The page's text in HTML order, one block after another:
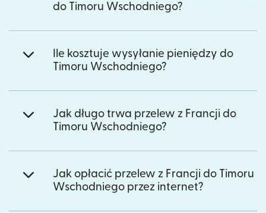
do Timoru Wschodniego?
Ile kosztuje wysyłanie pieniędzy do
Timoru Wschodniego?
Jak długo trwa przelew z Francji do
Timoru Wschodniego?
Jak opłacić przelew z Francji do Timoru
Wschodniego przez internet?